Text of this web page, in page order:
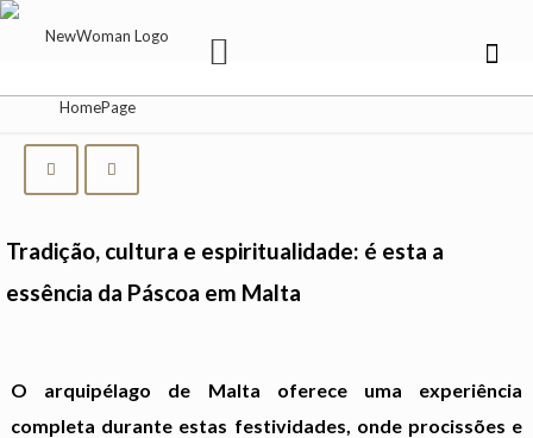
Tradição, cultura e espiritualidade: é esta a
essência da Páscoa em Malta
O arquipélago de Malta oferece uma experiência
completa durante estas festividades, onde procissões e